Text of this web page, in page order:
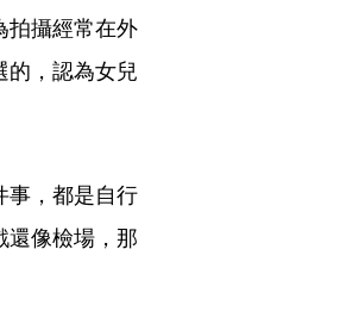
拍攝經常在外
的，認為女兒
事，都是自行
還像檢場，那